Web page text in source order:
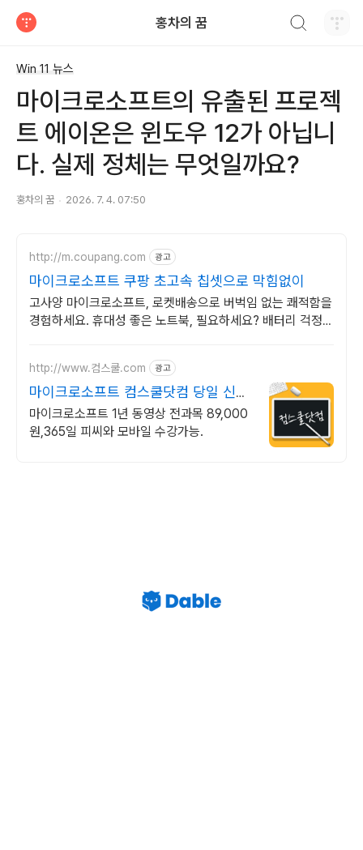
홍차의 꿈
Win 11 뉴스
마이크로소프트의 유출된 프로젝
트 에이온은 윈도우 12가 아닙니
다. 실제 정체는 무엇일까요?
홍차의 꿈 2026. 7. 4. 07:50
http://m.coupang.com 광고
마이크로소프트 쿠팡 초고속 칩셋으로 막힘없이
고사양 마이크로소프트, 로켓배송으로 버벅임 없는 쾌적함을
경험하세요. 휴대성 좋은 노트북, 필요하세요? 배터리 걱정
http://www.컴스쿨.com 광고
마이크로소프트 컴스쿨닷컴 당일 신청
&결제시 기프티콘!
마이크로소프트 1년 동영상 전과목 89,000
원,365일 피씨와 모바일 수강가능.